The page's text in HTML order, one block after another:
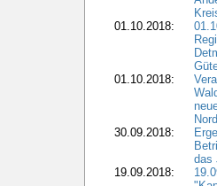
01.10.2018:
01.10.2018:
30.09.2018:
das
19.09.2018: